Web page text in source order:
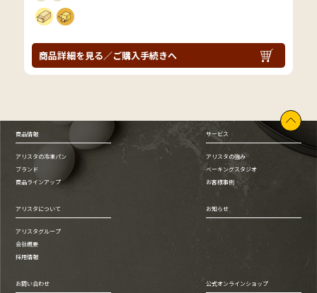
商品詳細を見る／ご購入手続きへ
商品情報
アリスタの冷凍パン
ブランド
商品ラインアップ
サービス
アリスタの強み
ベーキングスタジオ
お客様事例
アリスタについて
アリスタグループ
会社概要
採用情報
お知らせ
お問い合わせ 公式オンラインショップ